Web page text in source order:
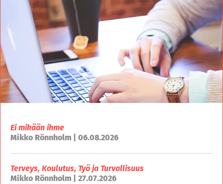
Ei mikään ihme
Mikko Rönnholm | 06.08.2026
Terveys, Koulutus, Työ ja Turvallisuus
Mikko Rönnholm | 27.07.2026